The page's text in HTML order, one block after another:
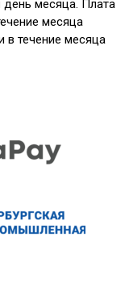
день месяца. Плата
месяца
в течение месяца